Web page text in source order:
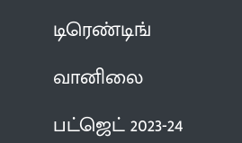
டிரெண்டிங்
வானிலை
பட்ஜெட் 2023-24